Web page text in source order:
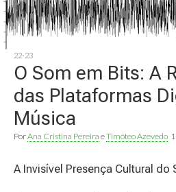
22-23
O Som em Bits: A
das Plataformas
Música
PorAna Cristina Pereira eTimóteo Azevedo
A Invisível Presença Cultural do